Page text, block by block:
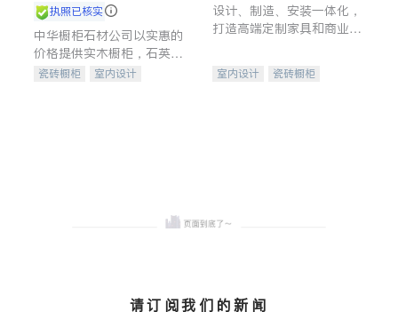
执照已核实
中华橱柜石材公司以实惠的
价格提供实木橱柜，石英石
台面，多种优质不锈钢水
瓷砖橱柜
室内设计
设计、制造、安装一体化，
打造高端定制家具和商业空
室内设计
瓷砖橱柜
请订阅我们的新闻